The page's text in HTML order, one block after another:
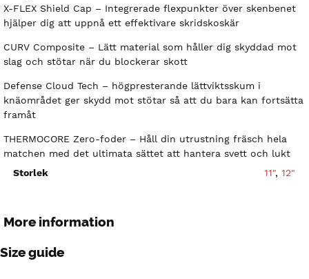
X-FLEX Shield Cap – Integrerade flexpunkter över skenbenet
hjälper dig att uppnå ett effektivare skridskoskär
CURV Composite – Lätt material som håller dig skyddad mot
slag och stötar när du blockerar skott
Defense Cloud Tech – högpresterande lättviktsskum i
knäområdet ger skydd mot stötar så att du bara kan fortsätta
framåt
THERMOCORE Zero-foder – Håll din utrustning fräsch hela
matchen med det ultimata sättet att hantera svett och lukt
Storlek
11",12"
More information
Size guide